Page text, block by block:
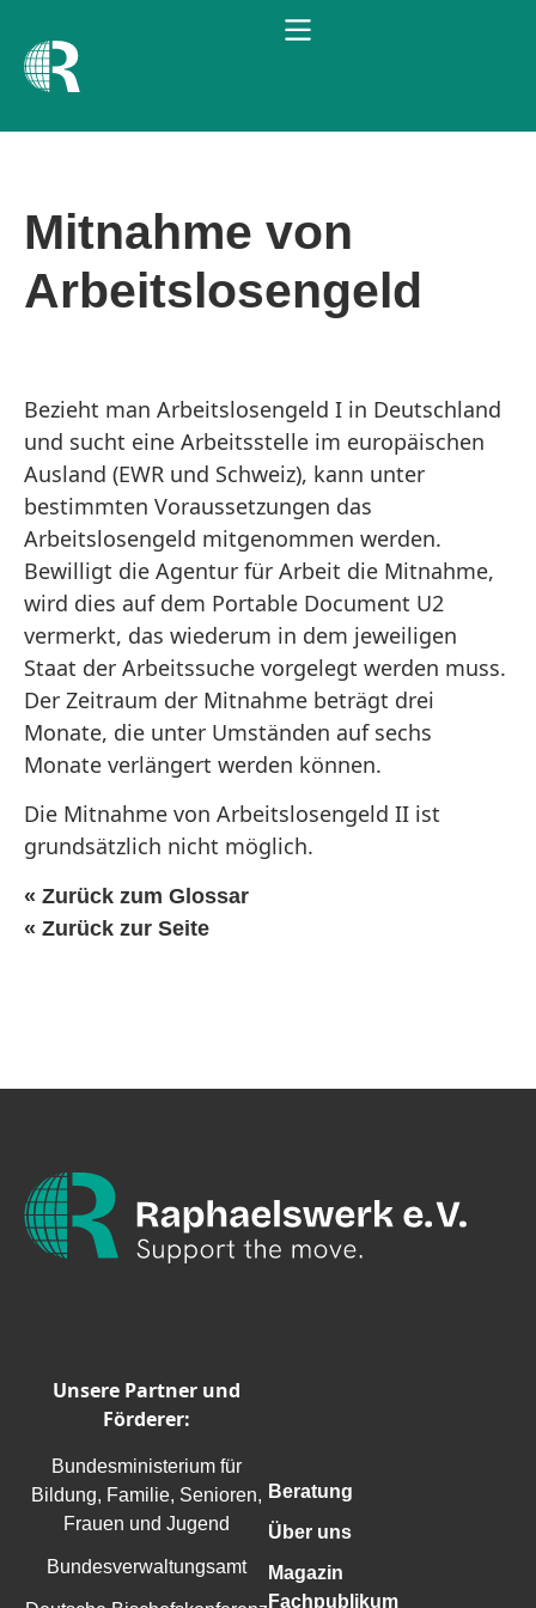
Mitnahme von
Arbeitslosengeld
Bezieht man Arbeitslosengeld I in Deutschland
und sucht eine Arbeitsstelle im europäischen
Ausland (EWR und Schweiz), kann unter
bestimmten Voraussetzungen das
Arbeitslosengeld mitgenommen werden.
Bewilligt die Agentur für Arbeit die Mitnahme,
wird dies auf dem Portable Document U2
vermerkt, das wiederum in dem jeweiligen
Staat der Arbeitssuche vorgelegt werden muss.
Der Zeitraum der Mitnahme beträgt drei
Monate, die unter Umständen auf sechs
Monate verlängert werden können.
Die Mitnahme von Arbeitslosengeld II ist
grundsätzlich nicht möglich.
« Zurück zum Glossar
« Zurück zur Seite
Unsere Partner und
Förderer:
Bundesministerium für
Bildung, Familie, Senioren,
Frauen und Jugend
Bundesverwaltungsamt
Beratung
Über uns
Magazin
Fachpublikum